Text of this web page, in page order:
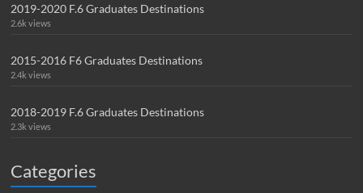
2019-2020 F.6 Graduates Destinations
2.6k views
2015-2016 F6 Graduates Destinations
2.4k views
2018-2019 F.6 Graduates Destinations
2.3k views
Categories